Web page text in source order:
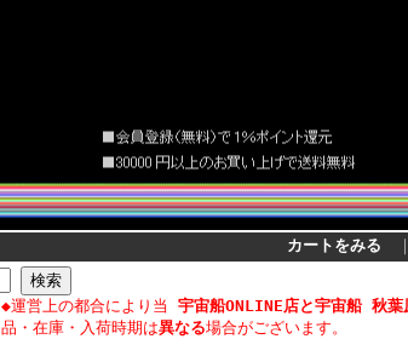
カートをみる
◆運営上の都合により当 宇宙船ONLINE店と宇宙船 秋葉
品・在庫・入荷時期は異なる場合がございます。